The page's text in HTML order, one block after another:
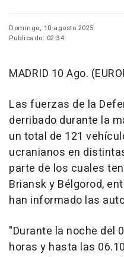
Domingo, 10 agosto 2025
Publicado: 02:34
MADRID 10 Ago.
Las fuerzas de la
derribado durante la
un total de 121
ucranianos en
parte de los cuales
Briansk y Bélgorod,
han informado las
"Durante la noche del
horas y hasta las